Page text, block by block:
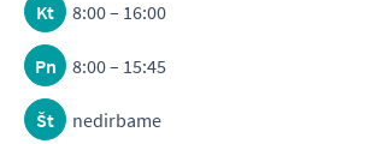
Kt 8:00 – 16:00
Pn 8:00 – 15:45
Št nedirbame